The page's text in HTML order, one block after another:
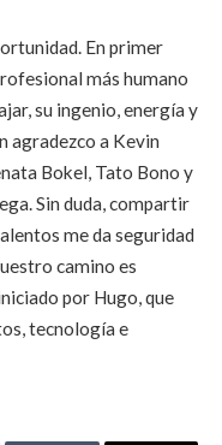
En primer
más humano
su ingenio, energía y
agradezco a Kevin
Bokel, Tato Bono y
Sin duda, compartir
me da seguridad
camino es
por Hugo, que
tecnología e